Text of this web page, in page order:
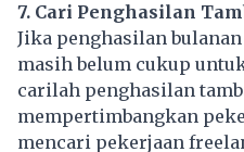
7. Cari Penghasilan
Jika penghasilan
masih belum cukup
carilah penghasilan
mempertimbangkan
mencari pekerjaan